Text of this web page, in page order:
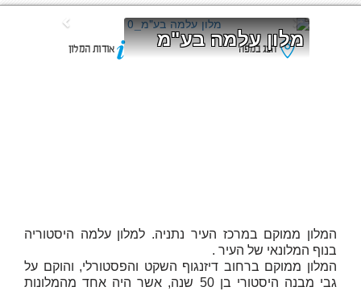
מלון עלמה בע"מ
הצג במפה אודות המלון
המלון ממוקם במרכז העיר נתניה. למלון עלמה היסטוריה
בנוף המלונאי של העיר .
המלון ממוקם ברחוב דיזנגוף השקט והפסטורלי, והוקם על
גבי מבנה היסטורי בן 50 שנה, אשר היה אחד מהמלונות